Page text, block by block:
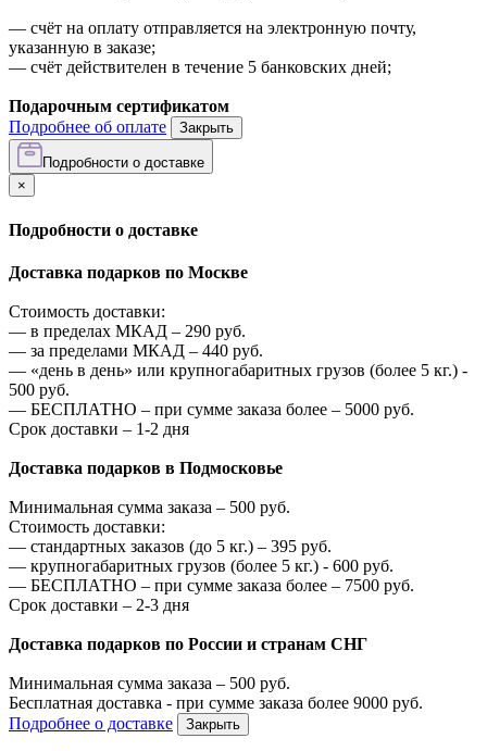
— счёт на оплату отправляется на электронную почту,
указанную в заказе;
— счёт действителен в течение 5 банковских дней;
Подарочным сертификатом
Подробнее об оплате
Закрыть
Подробности о доставке
×
Подробности о доставке
Доставка подарков по Москве
Стоимость доставки:
— в пределах МКАД – 290 руб.
— за пределами МКАД – 440 руб.
— «день в день» или крупногабаритных грузов (более 5 кг.) -
500 руб.
— БЕСПЛАТНО – при сумме заказа более – 5000 руб.
Срок доставки – 1-2 дня
Доставка подарков в Подмосковье
Минимальная сумма заказа – 500 руб.
Стоимость доставки:
— стандартных заказов (до 5 кг.) – 395 руб.
— крупногабаритных грузов (более 5 кг.) - 600 руб.
— БЕСПЛАТНО – при сумме заказа более – 7500 руб.
Срок доставки – 2-3 дня
Доставка подарков по России и странам СНГ
Минимальная сумма заказа – 500 руб.
Бесплатная доставка - при сумме заказа более 9000 руб.
Подробнее о доставке
Закрыть